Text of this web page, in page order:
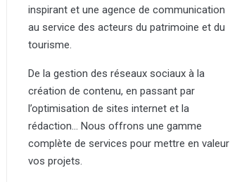
inspirant et une agence de communication
au service des acteurs du patrimoine et du
tourisme.
De la gestion des réseaux sociaux à la
création de contenu, en passant par
l’optimisation de sites internet et la
rédaction… Nous offrons une gamme
complète de services pour mettre en valeur
vos projets.